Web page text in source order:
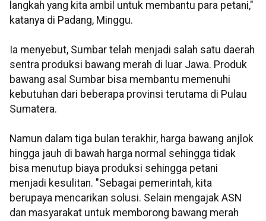
langkah yang kita ambil untuk membantu para petani,"
katanya di Padang, Minggu.
Ia menyebut, Sumbar telah menjadi salah satu daerah
sentra produksi bawang merah di luar Jawa. Produk
bawang asal Sumbar bisa membantu memenuhi
kebutuhan dari beberapa provinsi terutama di Pulau
Sumatera.
Namun dalam tiga bulan terakhir, harga bawang anjlok
hingga jauh di bawah harga normal sehingga tidak
bisa menutup biaya produksi sehingga petani
menjadi kesulitan. "Sebagai pemerintah, kita
berupaya mencarikan solusi. Selain mengajak ASN
dan masyarakat untuk memborong bawang merah